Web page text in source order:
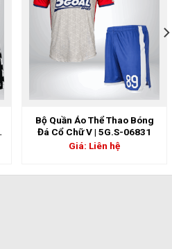
Bộ Quần Áo Thể Thao Bóng
Đá Cổ Chữ V | 5G.S-06831
Giá: Liên hệ